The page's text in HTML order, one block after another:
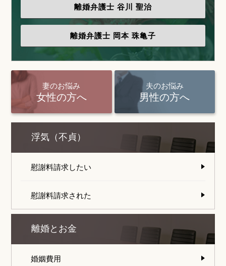
離婚弁護士 谷川 聖治
離婚弁護士 岡本 珠亀子
妻のお悩み
女性の方へ
夫のお悩み
男性の方へ
浮気（不貞）
慰謝料請求したい
慰謝料請求された
離婚とお金
婚姻費用